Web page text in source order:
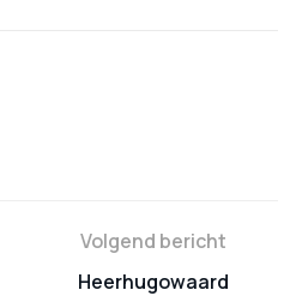
Volgend bericht
Heerhugowaard